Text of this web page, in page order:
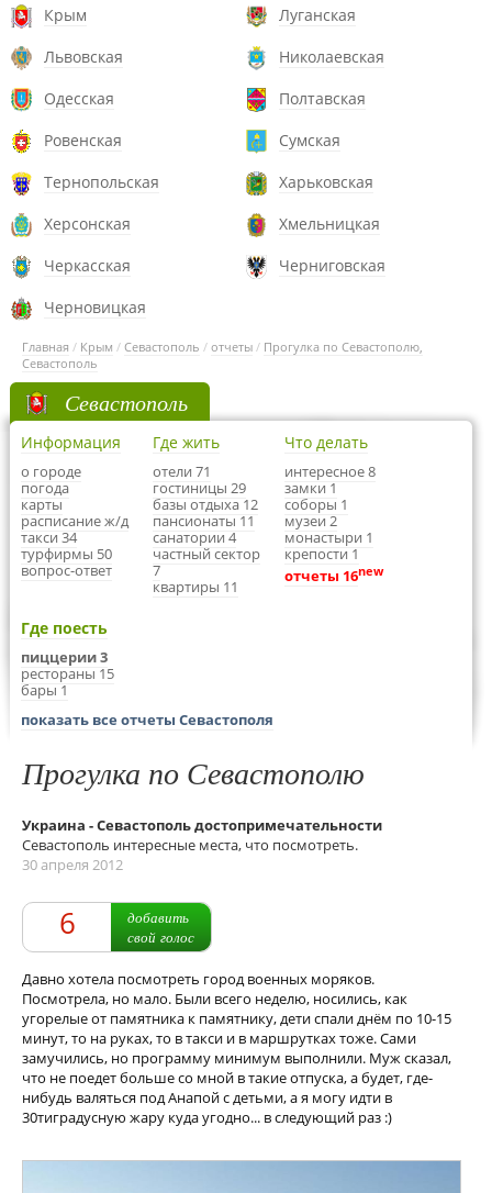
Крым
Луганская
Львовская
Николаевская
Одесская
Полтавская
Ровенская
Сумская
Тернопольская
Харьковская
Херсонская
Хмельницкая
Черкасская
Черниговская
Черновицкая
Главная / Крым / Севастополь / отчеты / Прогулка по Севастополю,
Севастополь
Севастополь
Информация
о городе
погода
карты
расписание ж/д
такси 34
турфирмы 50
вопрос-ответ
Где жить
отели 71
гостиницы 29
базы отдыха 12
пансионаты 11
санатории 4
частный сектор
7
квартиры 11
Что делать
интересное 8
замки 1
соборы 1
музеи 2
монастыри 1
крепости 1
отчеты 16new
Где поесть
пиццерии 3
рестораны 15
бары 1
показать все отчеты Севастополя
Прогулка по Севастополю
Украина - Севастополь достопримечательности
Севастополь интересные места, что посмотреть.
30 апреля 2012
6
добавить
свой голос
Давно хотела посмотреть город военных моряков.
Посмотрела, но мало. Были всего неделю, носились, как
угорелые от памятника к памятнику, дети спали днём по 10-15
минут, то на руках, то в такси и в маршрутках тоже. Сами
замучились, но программу минимум выполнили. Муж сказал,
что не поедет больше со мной в такие отпуска, а будет, где-
нибудь валяться под Анапой с детьми, а я могу идти в
30тиградусную жару куда угодно... в следующий раз :)